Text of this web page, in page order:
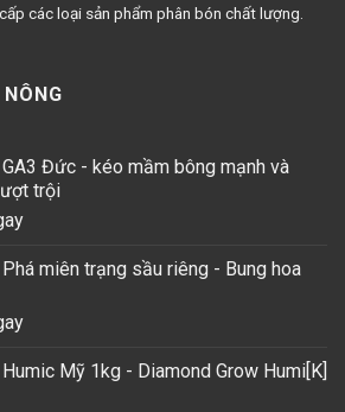
các loại sản phẩm phân bón chất lượng.
Đức - kéo mầm bông mạnh và
trội
miên trạng sầu riêng - Bung hoa
Mỹ 1kg - Diamond Grow Humi[K]